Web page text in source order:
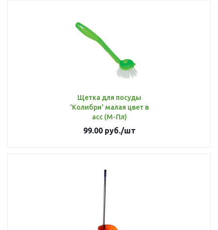
Щетка для посуды
'Колибри' малая цвет в
асс (М-Пл)
99.00руб./шт